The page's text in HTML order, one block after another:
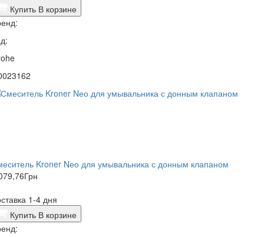
Купить В корзине
Kroner Nео для умывальника с донным клапаном
Грн
1-4 дня
Купить В корзине